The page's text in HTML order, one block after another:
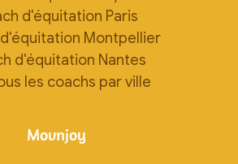
d'équitation Paris
Montpellier
d'équitation Nantes
les coachs par ville
Movnjoy